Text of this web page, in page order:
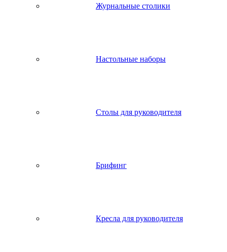
Журнальные столики
Настольные наборы
Столы для руководителя
Брифинг
Кресла для руководителя